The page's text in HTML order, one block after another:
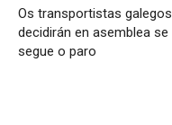
Os transportistas galegos
decidirán en asemblea se
segue o paro